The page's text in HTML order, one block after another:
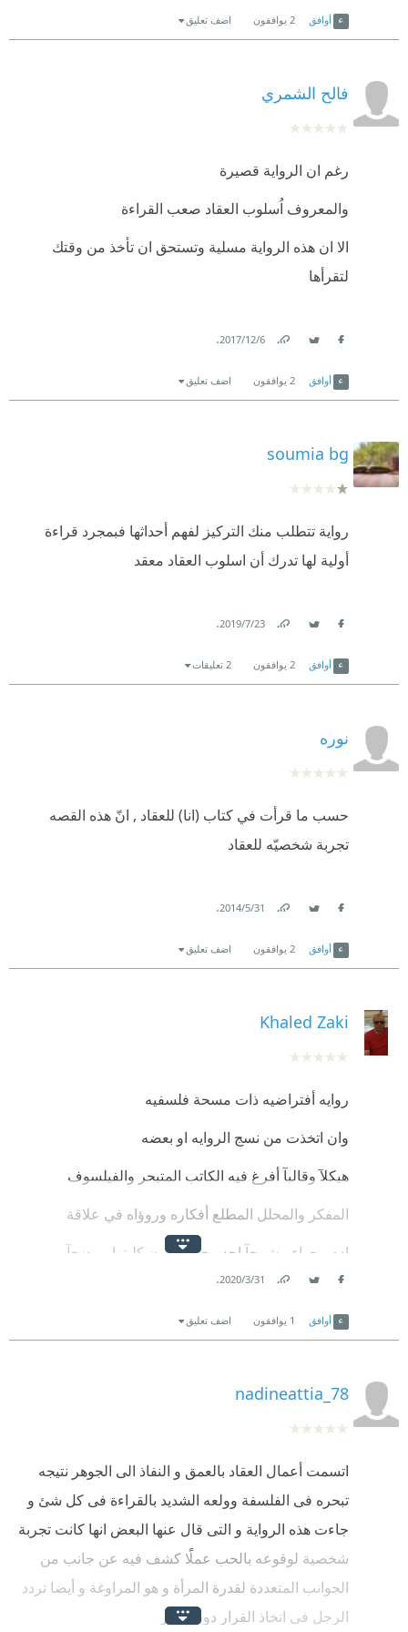
والقصة الأساسية تتمركز حول همام الذي أحب سارة
ووفى لها وقدم لها كل شيء في الحب
أوافق 2 يوافقون اضف تعليق
فالح الشمري
رغم ان الرواية قصيرة
والمعروف اُسلوب العقاد صعب القراءة
الا ان هذه الرواية مسلية وتستحق ان تأخذ من وقتك
لتقرأها
6‏/12‏/2017
.
أوافق 2 يوافقون اضف تعليق
soumia bg
رواية تتطلب منك التركيز لفهم أحداثها فبمجرد قراءة
أولية لها تدرك أن اسلوب العقاد معقد
23‏/7‏/2019
.
أوافق 2 يوافقون 2 تعليقات
نوره
حسب ما قرأت في كتاب (انا) للعقاد , انّ هذه القصه
تجربة شخصيّه للعقاد
31‏/5‏/2014
.
أوافق 2 يوافقون اضف تعليق
Khaled Zaki
روايه أفتراضيه ذات مسحة فلسفيه
وان اتخذت من نسج الروايه او بعضه
هيكلآ وقالبآ أفرغ فيه الكاتب المتبحر والفيلسوف
المفكر والمحلل المطلع أفكاره وروؤاه في علاقة
ادم وحواء مشرحآ احد وجوهها دون كليتها موضحآ
وقوتها ثم ضعفها وفتورها ومن ثم أفولها وأنقضاؤها لتمهد
جديده كأنها من نواميس الطبيعة تجري بقدر
31‏/3‏/2020
.
أوافق 1 يوافقون اضف تعليق
nadineattia_78
اتسمت أعمال العقاد بالعمق و النفاذ الى الجوهر نتيجه
تبحره فى الفلسفة وولعه الشديد بالقراءة فى كل شئ و
جاءت هذه الرواية و التى قال عنها البعض انها كانت تجربة
شخصية لوقوعه بالحب عملًا كشف فيه عن جانب من
الجوانب المتعددة لقدرة المرأة و هو المراوغة و أيضا تردد
الرجل فى اتخاذ القرار دون مبرر